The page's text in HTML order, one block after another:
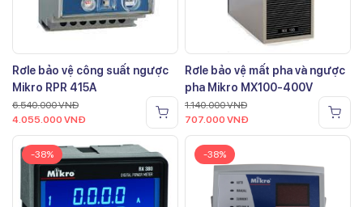
Rơle bảo vệ công suất ngược
Mikro RPR 415A
6.540.000VNĐ
4.055.000 VNĐ
Rơle bảo vệ mất pha và ngược
pha Mikro MX100-400V
1.140.000VNĐ
707.000 VNĐ
-38% -38%